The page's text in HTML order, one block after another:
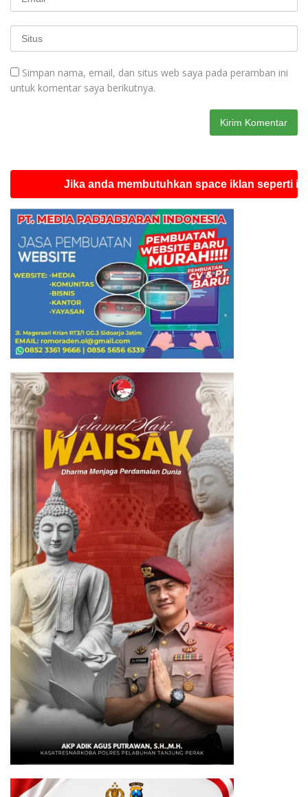
Simpan nama, email, dan situs web saya pada peramban ini
untuk komentar saya berikutnya.
Jika anda membutuhkan space iklan seperti ini